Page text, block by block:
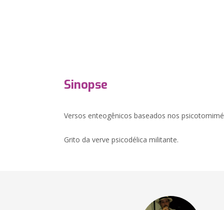
Sinopse
Versos enteogênicos baseados nos
Grito da verve psicodélica militante.